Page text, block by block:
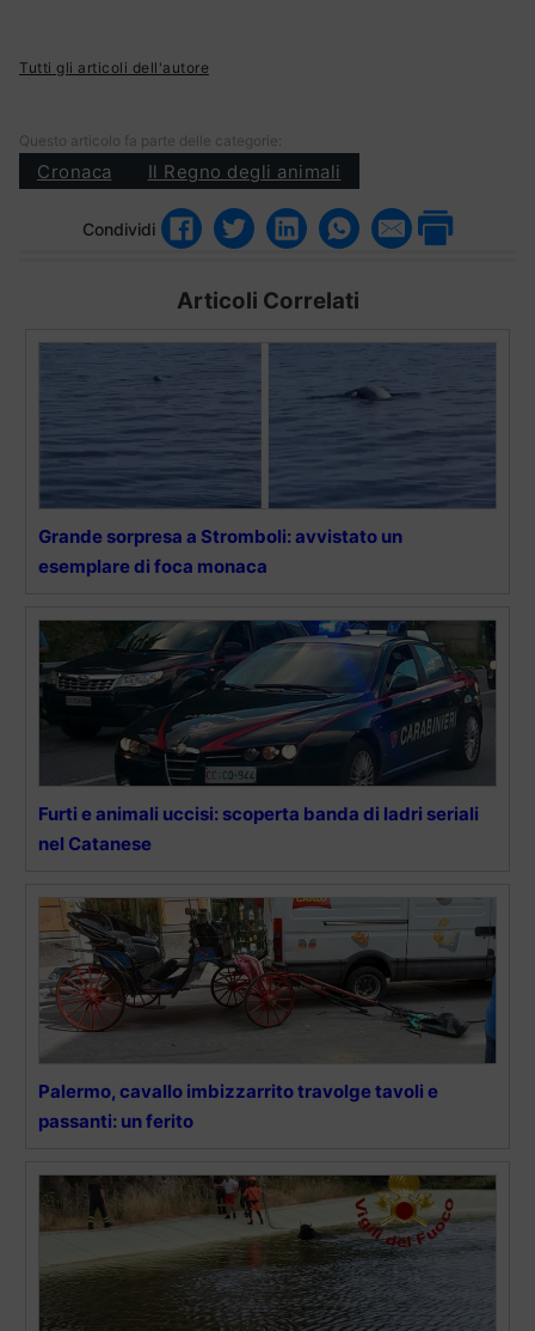
Tutti gli articoli dell'autore
Questo articolo fa parte delle categorie:
Cronaca Il Regno degli animali
Condividi
Articoli Correlati
Grande sorpresa a Stromboli: avvistato un
esemplare di foca monaca
Furti e animali uccisi: scoperta banda di ladri seriali
nel Catanese
Palermo, cavallo imbizzarrito travolge tavoli e
passanti: un ferito